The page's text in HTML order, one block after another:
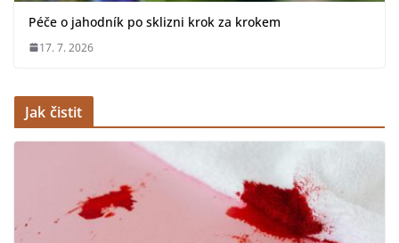
Péče o jahodník po sklizni krok za krokem
17. 7. 2026
Jak čistit